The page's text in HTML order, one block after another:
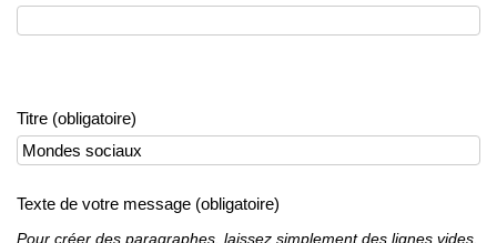
Titre (obligatoire)
Texte de votre message (obligatoire)
Pour créer des paragraphes, laissez simplement des lignes vides.